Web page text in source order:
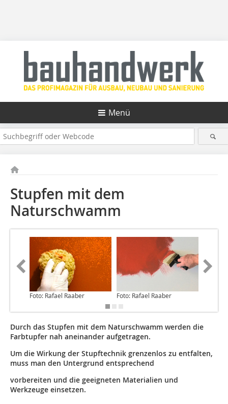
Menü
Stupfen mit dem
Naturschwamm
Foto: Rafael Raaber Foto: Rafael Raaber
Durch das Stupfen mit dem Naturschwamm werden die
Farbtupfer nah aneinander aufgetragen.
Um die Wirkung der Stupftechnik grenzenlos zu entfalten,
muss man den Untergrund entsprechend
vorbereiten und die geeigneten Materialien und
Werkzeuge einsetzen.